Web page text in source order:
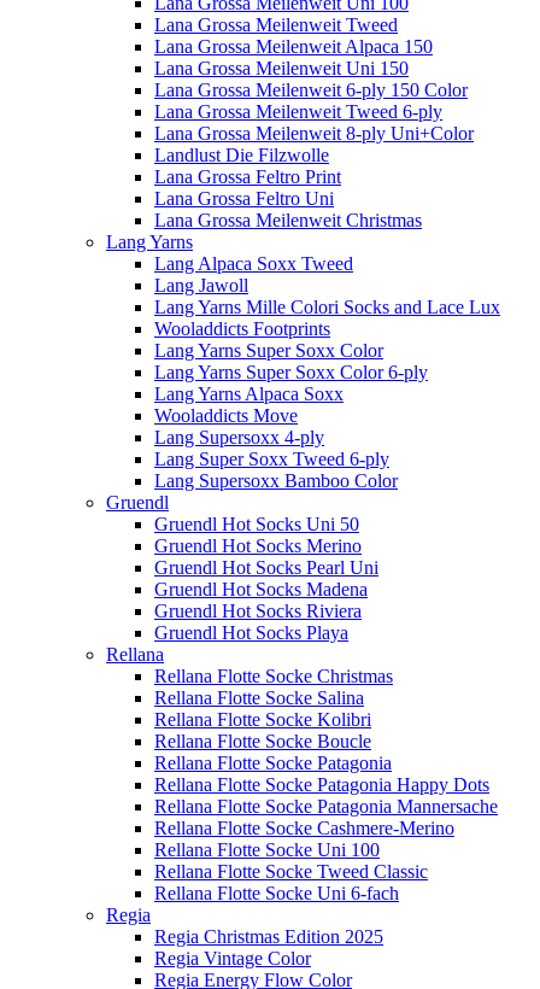
Lana Grossa Meilenweit Tweed
Lana Grossa Meilenweit Alpaca 150
Lana Grossa Meilenweit Uni 150
Lana Grossa Meilenweit 6-ply 150 Color
Lana Grossa Meilenweit Tweed 6-ply
Lana Grossa Meilenweit 8-ply Uni+Color
Landlust Die Filzwolle
Lana Grossa Feltro Print
Lana Grossa Feltro Uni
Lana Grossa Meilenweit Christmas
Lang Yarns
Lang Alpaca Soxx Tweed
Lang Jawoll
Lang Yarns Mille Colori Socks and Lace Lux
Wooladdicts Footprints
Lang Yarns Super Soxx Color
Lang Yarns Super Soxx Color 6-ply
Lang Yarns Alpaca Soxx
Wooladdicts Move
Lang Supersoxx 4-ply
Lang Super Soxx Tweed 6-ply
Lang Supersoxx Bamboo Color
Gruendl
Gruendl Hot Socks Uni 50
Gruendl Hot Socks Merino
Gruendl Hot Socks Pearl Uni
Gruendl Hot Socks Madena
Gruendl Hot Socks Riviera
Gruendl Hot Socks Playa
Rellana
Rellana Flotte Socke Christmas
Rellana Flotte Socke Salina
Rellana Flotte Socke Kolibri
Rellana Flotte Socke Boucle
Rellana Flotte Socke Patagonia
Rellana Flotte Socke Patagonia Happy Dots
Rellana Flotte Socke Patagonia Mannersache
Rellana Flotte Socke Cashmere-Merino
Rellana Flotte Socke Uni 100
Rellana Flotte Socke Tweed Classic
Rellana Flotte Socke Uni 6-fach
Regia
Regia Christmas Edition 2025
Regia Vintage Color
Regia Energy Flow Color